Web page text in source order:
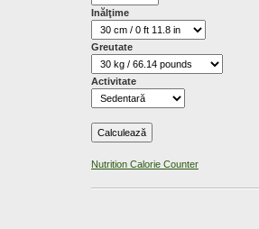
Inălţime
Greutate
Activitate
Nutrition Calorie Counter